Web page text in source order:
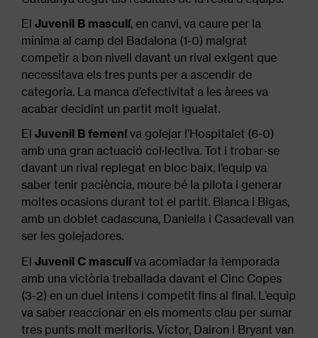
El Juvenil B masculí, en canvi, va caure per la
mínima al camp del Badalona (1-0) malgrat
competir a bon nivell davant un rival exigent que
necessitava els tres punts per a ascendir de
categoria. La manca d’efectivitat a les àrees va
acabar decidint un partit molt igualat.
El Juvenil B femeníva golejar l’Hospitalet (6-0)
amb una gran actuació col·lectiva. Tot i trobar-se
davant un rival replegat en bloc baix, l’equip va
saber tenir paciència, moure bé la pilota i generar
moltes ocasions durant tot el partit. Blanca i Bigas,
amb un doblet cadascuna, Daniella i Casadevall van
ser les golejadores.
El Juvenil C masculíva acomiadar la temporada
amb una victòria treballada davant el Cinc Copes
(3-2) en un duel intens i competit fins al final. L’equip
va saber reaccionar en els moments clau per sumar
tres punts molt meritoris. Víctor, Dairon i Bryant van